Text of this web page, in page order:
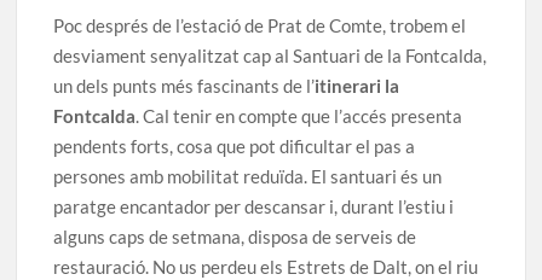
Poc després de l’estació de Prat de Comte, trobem el
desviament senyalitzat cap al Santuari de la Fontcalda,
un dels punts més fascinants de l’itinerari la
Fontcalda. Cal tenir en compte que l’accés presenta
pendents forts, cosa que pot dificultar el pas a
persones amb mobilitat reduïda. El santuari és un
paratge encantador per descansar i, durant l’estiu i
alguns caps de setmana, disposa de serveis de
restauració. No us perdeu els Estrets de Dalt, on el riu